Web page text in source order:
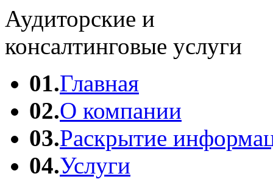
Аудиторские и
консалтинговые услуги
01.Главная
02.О компании
03.Раскрытие
04.Услуги